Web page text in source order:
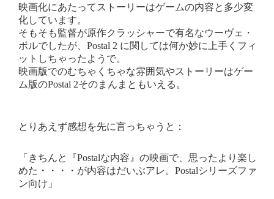
映画化にあたってストーリーはゲームの内容と多少変
化しています。
そもそも監督が原作クラッシャーで有名なウーヴェ・
ボルでしたが、Postal 2 に関しては何か妙に上手くフィ
ットしちゃったようで。
映画版でのむちゃくちゃな雰囲気やストーリーはゲー
ム版のPostal 2そのまんまともいえる。
とりあえず感想を先に言っちゃうと：
「きちんと『Postalな内容』の映画で、思ったより楽し
めた・・・・が内容はだいぶアレ。Postalシリーズファ
ン向け」